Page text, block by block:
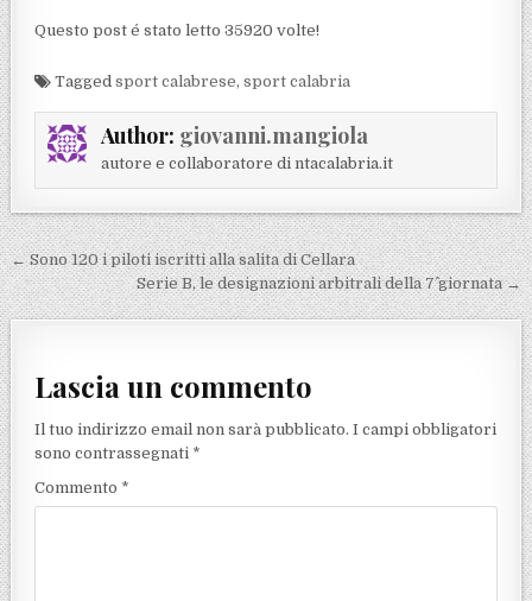
Questo post é stato letto 35920 volte!
Taggedsport calabrese,sport calabria
Author: giovanni.mangiola
autore e collaboratore di ntacalabria.it
Navigazione articoli
← Sono 120 i piloti iscritti alla salita di Cellara
Serie B, le designazioni arbitrali della 7^ giornata →
Lascia un commento
Il tuo indirizzo email non sarà pubblicato. I campi obbligatori
sono contrassegnati *
Commento *